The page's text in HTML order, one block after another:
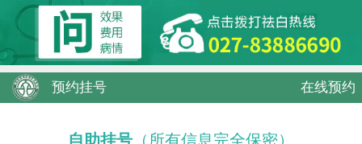
预约挂号 在线预约
自助挂号 （所有信息完全保密）